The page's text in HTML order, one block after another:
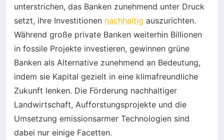
unterstrichen, das Banken zunehmend unter Druck
setzt, ihre Investitionen nachhaltig auszurichten.
Während große private Banken weiterhin Billionen
in fossile Projekte investieren, gewinnen grüne
Banken als Alternative zunehmend an Bedeutung,
indem sie Kapital gezielt in eine klimafreundliche
Zukunft lenken. Die Förderung nachhaltiger
Landwirtschaft, Aufforstungsprojekte und die
Umsetzung emissionsarmer Technologien sind
dabei nur einige Facetten.